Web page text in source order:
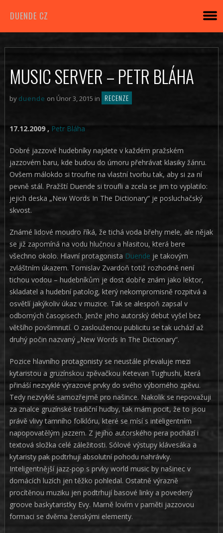
DUENDE CZ
MUSIC SERVER – PETR BLÁHA
by duende on Únor 3, 2015 in RECENZE
17.12.2009 , Petr Bláha
Dobré jazzové hudebníky najdete v každém pražském
jazzovém baru, kde budou do úmoru přehrávat klasiky žánru.
Ovšem málokdo si troufne na vlastní tvorbu tak, aby si za ní
pevně stál. Pražští Duende si troufli a zcela se jim to vyplatilo:
jejich deska „New Words In The Dictionary“ je posluchačský
skvost.
Známé lidové moudro říká, že tichá voda břehy mele, ale nějak
se již zapomíná na vodu hlučnou a hlasitou, která bere
všechno okolo. Hlavní protagonista Duende je takovým
zvláštním úkazem. Tomislav Zvardoň totiž rozhodně není
tichou vodou – hudebníkům je dost dobře znám jako lektor,
skladatel a hudební patolog, který nekompromisně rozpitvá a
osvětlí jakýkoliv úkaz v muzice. Tak se alespoň zapsal v
odborných časopisech. Jenže jeho autorský debut vyšel bez
většího povšimnutí. O zaslouženou publicitu se tak uchází až
druhý počin nazvaný „New Words In The Dictionary“.
Pozice hlavního protagonisty se neustále převaluje mezi
kytaristou a gruzínskou zpěvačkou Ketevan Tughushi, která
přináší nezvyklé výrazové prvky do svého výborného zpěvu.
Tedy nezvyklé samozřejmě pro našince. Nakolik se nepovažuji
za znalce gruzínské tradiční hudby, tak mám pocit, že to jsou
právě vlivy tamního folklóru, které se mísí s inteligentním
napopovatělým jazzem. Z jejího autorského pera pochází i
textová složka celé záležitosti. Sólové výstupy klávesáka a
kytaristy pak podtrhují absolutní pohodu nahrávky.
Inteligentnější jazz-pop s prvky world music by našinec v
domácích luzích jen těžko pohledal. Ostatně výrazně
procítěnou muziku jen podtrhují basové linky a povedený
groove baskytaristky Evy. Marně lovím v paměti jazzovou
formaci se dvěma ženskými elementy.